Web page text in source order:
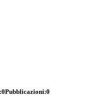
0Pubblicazioni:0